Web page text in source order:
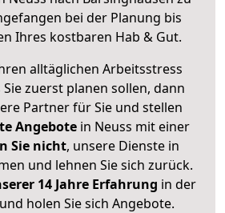
bei der Planung bis
Ihres kostbaren Hab & Gut.
alltäglichen Arbeitsstress
zuerst planen sollen, dann
Partner für Sie und stellen
Angebote in Neuss mit einer
Sie nicht, unsere Dienste in
und lehnen Sie sich zurück.
14 Jahre Erfahrung in der
holen Sie sich Angebote.